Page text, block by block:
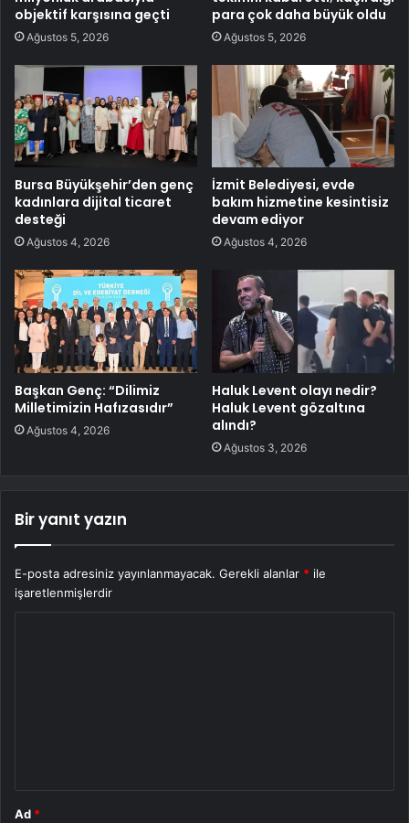
objektif karşısına geçti
Ağustos 5, 2026
para çok daha büyük oldu
Ağustos 5, 2026
Bursa Büyükşehir’den genç
kadınlara dijital ticaret
desteği
Ağustos 4, 2026
İzmit Belediyesi, evde
bakım hizmetine kesintisiz
devam ediyor
Ağustos 4, 2026
Başkan Genç: “Dilimiz
Milletimizin Hafızasıdır”
Ağustos 4, 2026
Haluk Levent olayı nedir?
Haluk Levent gözaltına
alındı?
Ağustos 3, 2026
Bir yanıt yazın
E-posta adresiniz yayınlanmayacak. Gerekli alanlar * ile
işaretlenmişlerdir
Ad *